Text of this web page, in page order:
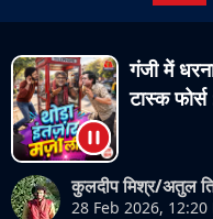
गंजी में
टास्क
कुलदीप मिश्र/अतुल
28 Feb 2026, 12:20